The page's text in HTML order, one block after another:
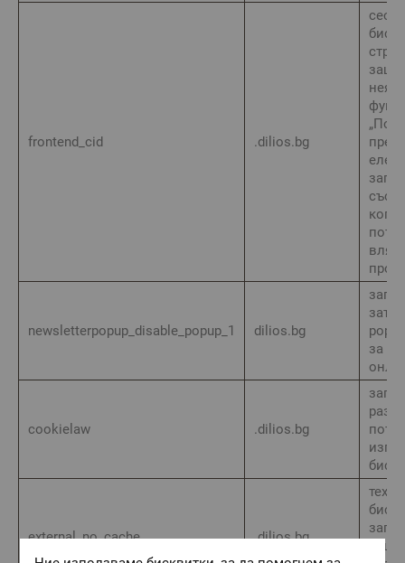
frontend_cid .dilios.bg
нея
newsletterpopup_disable_popup_1 dilios.bg
pop-
за
cookielaw .dilios.bg
external_no_cache .dilios.bg